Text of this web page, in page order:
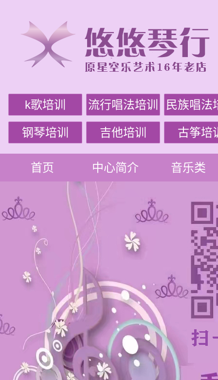
k歌培训 流行唱法培训 民族唱法
钢琴培训 吉他培训 古筝培
首页 中心简介 音乐类